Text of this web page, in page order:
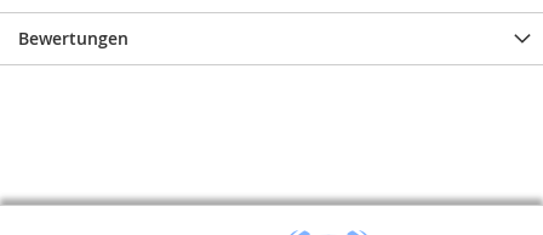
Bewertungen